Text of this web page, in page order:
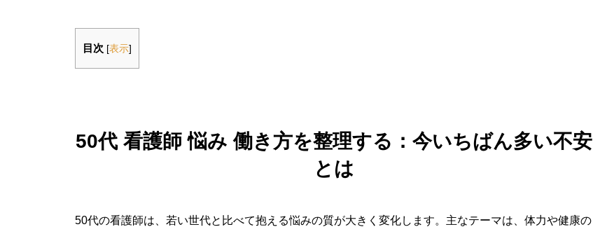
目次 [表示]
50代 看護師 悩み 働き方を整理する：今いちばん多い不安
とは
50代の看護師は、若い世代と比べて抱える悩みの質が大きく変化します。主なテーマは、体力や健康の